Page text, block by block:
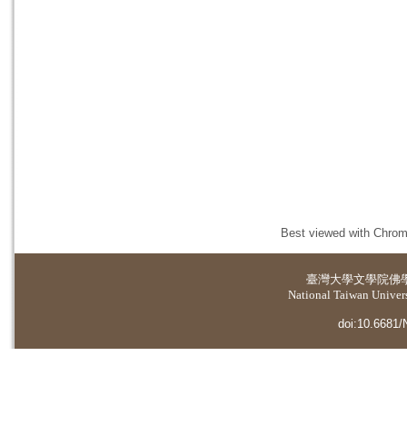
Best viewed with
臺灣大學文學院佛
National Taiwan
doi:10.6681/